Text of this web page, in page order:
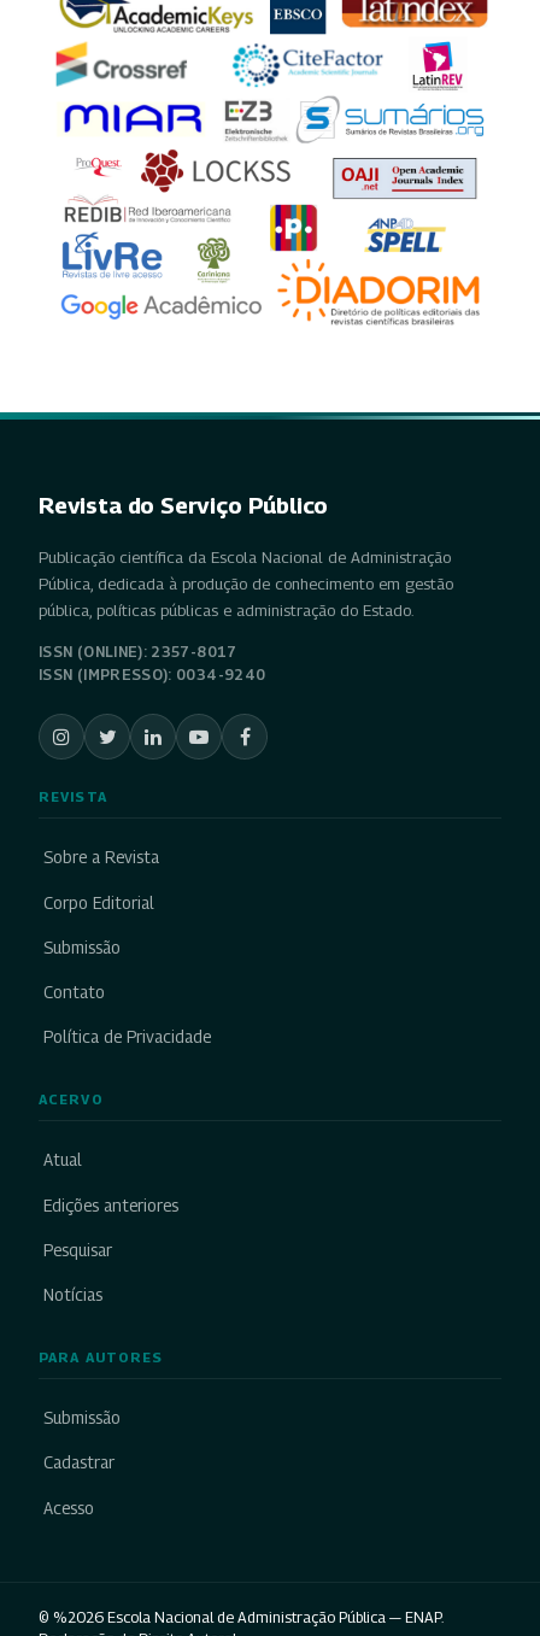
Revista do Serviço Público
Publicação científica da Escola Nacional de Administração
Pública, dedicada à produção de conhecimento em gestão
pública, políticas públicas e administração do Estado.
ISSN (ONLINE): 2357-8017
ISSN (IMPRESSO): 0034-9240
REVISTA
Sobre a Revista
Corpo Editorial
Submissão
Contato
Política de Privacidade
ACERVO
Atual
Edições anteriores
Pesquisar
Notícias
PARA AUTORES
Submissão
Cadastrar
Acesso
© %2026 Escola Nacional de Administração Pública — ENAP.